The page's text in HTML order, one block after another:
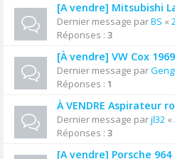
[A vendre] Mitsubishi
Dernier message parBS «
Réponses : 3
[À vendre] VW Cox 1969
Dernier message par
Réponses : 1
À VENDRE Aspirateur
Dernier message parjl32 «
Réponses : 3
[A vendre] Porsche